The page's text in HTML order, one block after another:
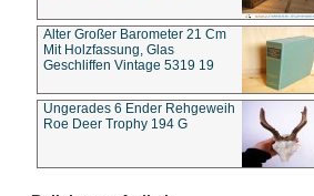
Alter Großer Barometer 21 Cm
Mit Holzfassung, Glas
Geschliffen Vintage 5319 19
Ungerades 6 Ender Rehgeweih
Roe Deer Trophy 194 G